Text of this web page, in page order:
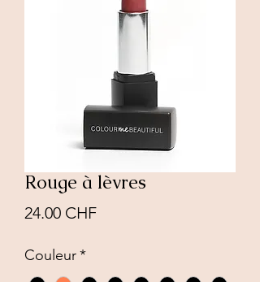
Rouge à lèvres
24.00 CHFPrix
Couleur*